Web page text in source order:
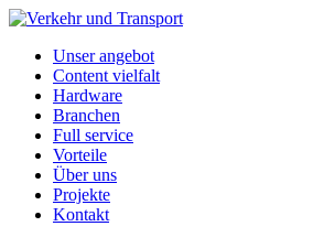
Unser angebot
Content vielfalt
Hardware
Branchen
Full service
Vorteile
Über uns
Projekte
Kontakt